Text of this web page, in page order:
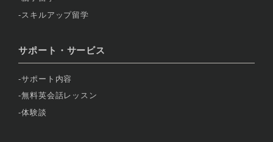
スキルアップ留学
サポート・サービス
サポート内容
無料英会話レッスン
体験談